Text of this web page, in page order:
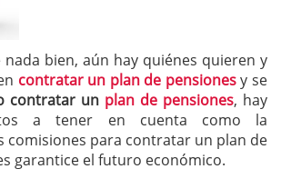
bien, aún hay quiénes quieren y
contratar un plan de pensionesy se
contratar un plan de pensiones, hay
a tener en cuenta como la
comisiones para contratar un plan de
garantice el futuro económico.